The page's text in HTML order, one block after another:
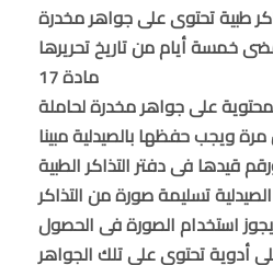
طبية تحتوى على جواهر مخدرة
مادة 17
على جواهر مخدرة لحاملة
ويجب حفظها بالصيدلية مبينا
قيدها فى دفتر التذاكر الطبية
تسليمة صورة من التذاكر
استخدام الصورة فى الحصول